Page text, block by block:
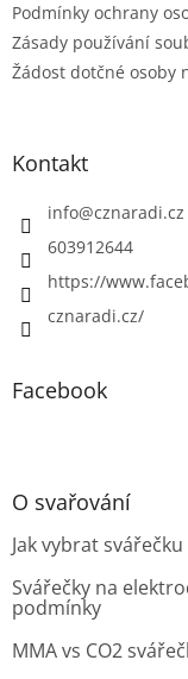
Podmínky ochrany
Zásady používání
Žádost dotčné
Kontakt
info@cznaradi.cz
603912644
https://
cznaradi.cz/
Facebook
O svařování
Jak vybrat
Svářečky na
podmínky
MMA vs CO2